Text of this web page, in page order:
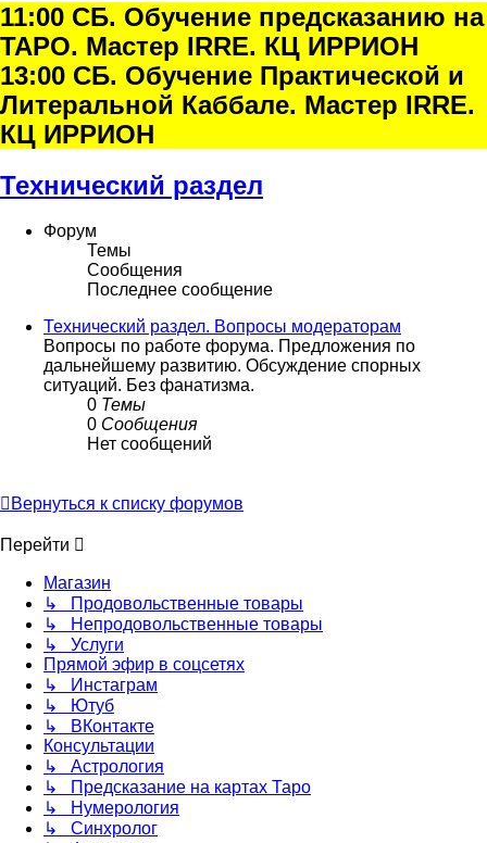
11:00 СБ. Обучение предсказанию на
ТАРО. Мастер IRRE. КЦ ИРРИОН
13:00 СБ. Обучение Практической и
Литеральной Каббале. Мастер IRRE.
КЦ ИРРИОН
Технический раздел
Форум
Темы
Сообщения
Последнее сообщение
Технический раздел. Вопросы модераторам
Вопросы по работе форума. Предложения по
дальнейшему развитию. Обсуждение спорных
ситуаций. Без фанатизма.
0 Темы
0 Сообщения
Нет сообщений
Вернуться к списку форумов
Перейти
Магазин
↳ Продовольственные товары
↳ Непродовольственные товары
↳ Услуги
Прямой эфир в соцсетях
↳ Инстаграм
↳ Ютуб
↳ ВКонтакте
Консультации
↳ Астрология
↳ Предсказание на картах Таро
↳ Нумерология
↳ Синхролог